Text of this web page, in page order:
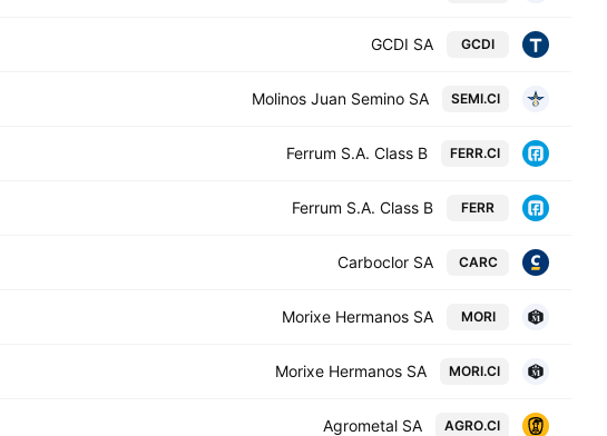
GCDI
GCDI SA
SEMI.CI
Molinos Juan Semino SA
FERR.CI
Ferrum S.A. Class B
FERR
Ferrum S.A. Class B
CARC
Carboclor SA
MORI
Morixe Hermanos SA
MORI.CI
Morixe Hermanos SA
AGRO.CI
Agrometal SA